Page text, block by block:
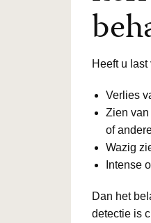
Heeft u last
Verlies
Zien van
of
Wazig
Intense
Dan het
detectie is